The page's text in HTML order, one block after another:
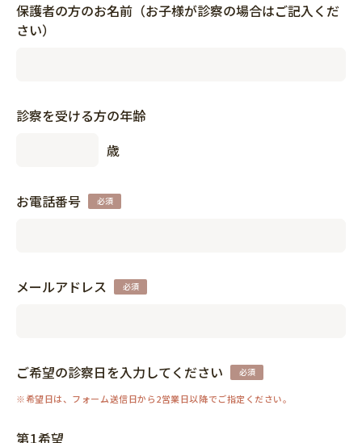
保護者の方のお名前（お子様が診察の場合はご記入くだ
さい）
診察を受ける方の年齢
歳
お電話番号
メールアドレス
ご希望の診察日を入力してください
第1希望